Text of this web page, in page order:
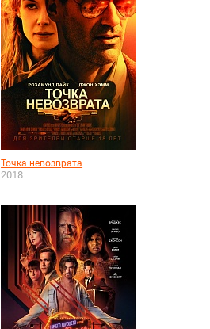
Точка невозврата
2018